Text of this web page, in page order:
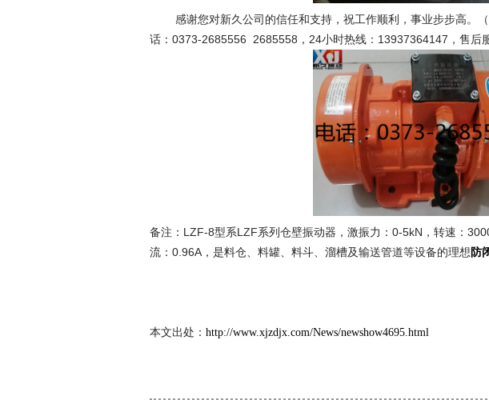
感谢您对新久公司的信任和支持，祝工作顺利，事业步步高。（
话：0373-2685556 2685558，24小时热线：13937364147，售后
备注：LZF-8型系LZF系列仓壁振动器，激振力：0-5kN，转速：
流：0.96A，是料仓、料罐、料斗、溜槽及输送管道等设备的理想 防
新久市
2023-
本文出处： http://www.xjzdjx.com/News/newshow4695.html